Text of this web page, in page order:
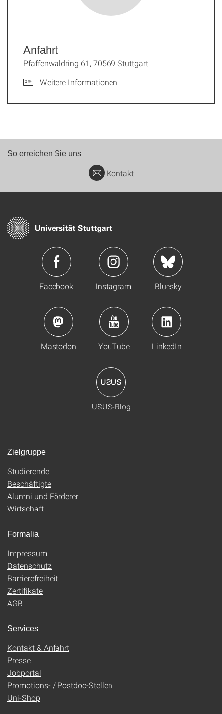
Anfahrt
Pfaffenwaldring 61, 70569 Stuttgart
Weitere Informationen
So erreichen Sie uns
Kontakt
Facebook Instagram Bluesky
Mastodon YouTube LinkedIn
USUS-Blog
Zielgruppe
Studierende
Beschäftigte
Alumni und Förderer
Wirtschaft
Formalia
Impressum
Datenschutz
Barrierefreiheit
Zertifikate
AGB
Services
Kontakt & Anfahrt
Presse
Jobportal
Promotions- / Postdoc-Stellen
Uni-Shop